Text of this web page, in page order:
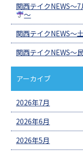
関西テイクNEWS～
～
関西テイクNEWS～
関西テイクNEWS～
アーカイブ
2026年7月
2026年6月
2026年5月